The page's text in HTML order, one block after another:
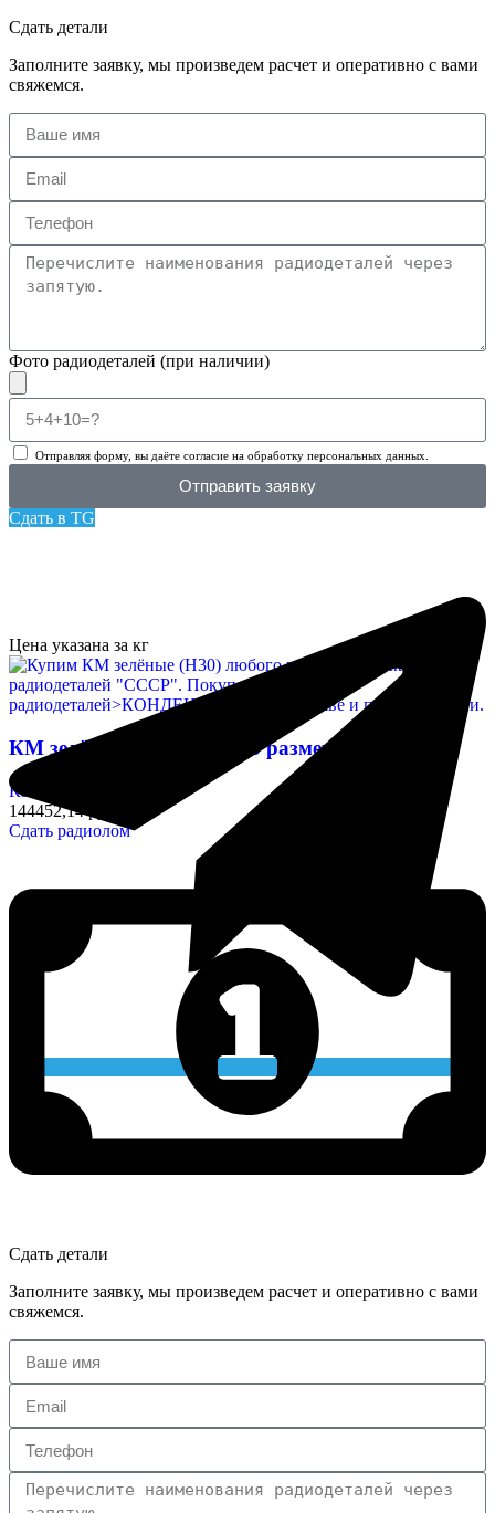
Сдать детали
Заполните заявку, мы произведем расчет и оперативно с вами
свяжемся.
Фото радиодеталей (при наличии)
Отправляя форму, вы даёте согласие на обработку персональных данных.
Отправить заявку
Сдать в TG
Цена указана за кг
КМ зелёные (Н30) любого размера
Конденсаторы
144452,14 руб/кг
Сдать радиолом
Сдать детали
Заполните заявку, мы произведем расчет и оперативно с вами
свяжемся.